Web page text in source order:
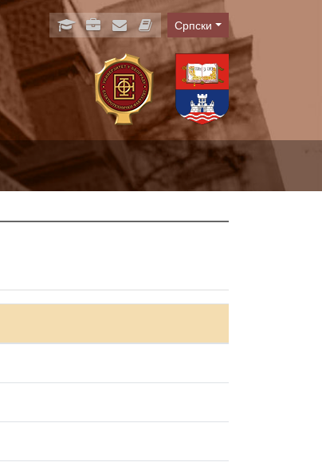
Language
Српски